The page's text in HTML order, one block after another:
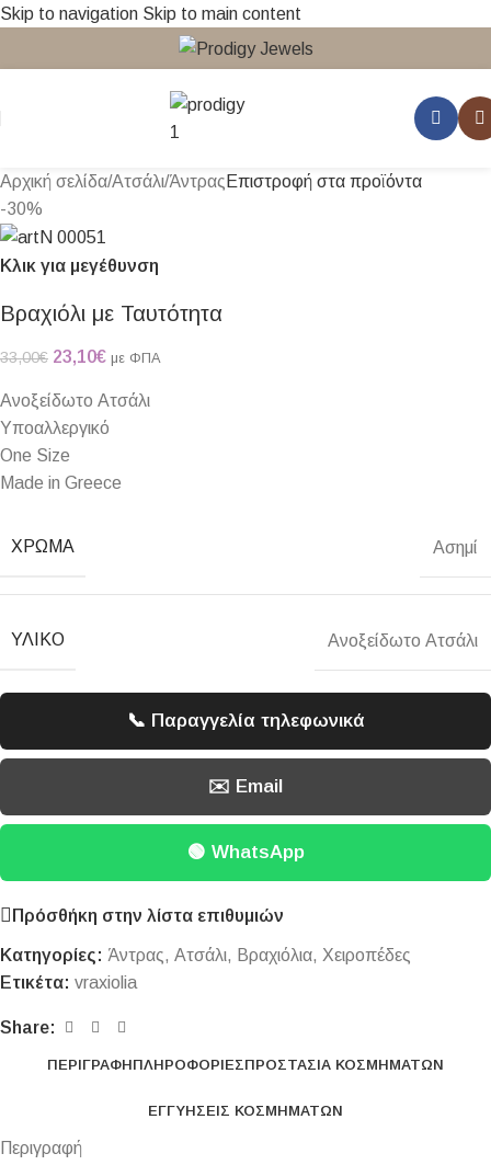
Skip to navigation Skip to main content
Αρχική σελίδα/Ατσάλι/Άντρας Επιστροφή στα προϊόντα
-30%
Κλικ για μεγέθυνση
Βραχιόλι με Ταυτότητα
33,00€ 23,10€ με ΦΠΑ
Ανοξείδωτο Ατσάλι
Υποαλλεργικό
One Size
Made in Greece
ΧΡΏΜΑ Ασημί
ΥΛΙΚΌ Ανοξείδωτο Ατσάλι
📞 Παραγγελία τηλεφωνικά
✉️ Email
🟢 WhatsApp
Πρόσθήκη στην λίστα επιθυμιών
Κατηγορίες: Άντρας, Ατσάλι, Βραχιόλια, Χειροπέδες
Ετικέτα: vraxiolia
Share:
ΠΕΡΙΓΡΑΦΉΠΛΗΡΟΦΟΡΊΕΣΠΡΟΣΤΑΣΊΑ ΚΟΣΜΗΜΆΤΩΝ
ΕΓΓΥΉΣΕΙΣ ΚΟΣΜΗΜΆΤΩΝ
Περιγραφή